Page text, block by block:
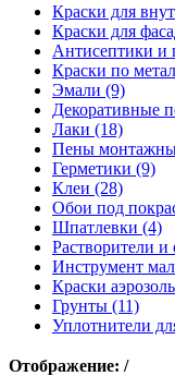
Краски для
Краски для
Антисептики и
Краски по
Эмали (9)
Декоративные
Лаки (18)
Пены
Герметики (9)
Клеи (28)
Обои под
Шпатлевки (4)
Растворители и
Инструмент
Краски
Грунты (11)
Уплотнители
Отображение: /